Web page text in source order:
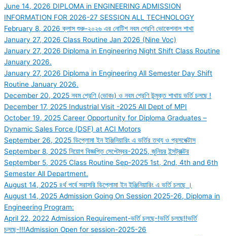
June 14, 2026 DIPLOMA in ENGINEERING ADMISSION
INFORMATION FOR 2026-27 SESSION ALL TECHNOLOGY
February 8, 2026 ক্লাস শুরু-২০২৬ এর নোটিশ নবম শ্রেণি ভোকেশনাল শাখা
January 27, 2026 Class Routine Jan 2026 (Nine Voc)
January 27, 2026 Diploma in Engineering Night Shift Class Routine
January 2026.
January 27, 2026 Diploma in Engineering All Semester Day Shift
Routine January 2026.
December 20, 2025 নবম শ্রেণি (ভোকঃ) ও নবম শ্রেণি উন্মুক্ত শাখায় ভর্তি চলছে !
December 17, 2025 Industrial Visit -2025 All Dept of MPI
October 19, 2025 Career Opportunity for Diploma Graduates –
Dynamic Sales Force (DSF) at ACI Motors
September 26, 2025 ডিপ্লোমা ইন ইঞ্জিনিয়ারিং এ ভর্তির তথ্য ও প্রসপেক্টাস
September 8, 2025 নিয়োগ বিজ্ঞপ্তি সেপ্টেম্বর-2025, জুনিয়র ইন্সট্রাক্টর
September 5, 2025 Class Routine Sep-2025 1st, 2nd, 4th and 6th
Semester All Department.
August 14, 2025 ৪র্থ পর্বে সরাসরি ডিপ্লোমা ইন ইঞ্জিনিয়ারিং এ ভর্তি চলছে ।
August 14, 2025 Admission Going On Session 2025-26, Diploma in
Engineering Program:
April 22, 2022 Admission Requirement-ভর্তি চলছে-!ভর্তি চলছে!!ভর্তি
চলছে-!!!Admission Open for session-2025-26